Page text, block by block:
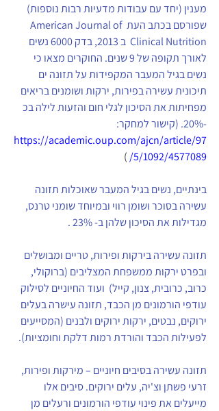
מענין (יחד עם עבודות מדעיות רבות נוספות)
שפורסם בכתב העת American Journal of
Clinical Nutrition  ב 2013, בדק 6000 נשים
לאורך תקופה של 9 שנים. החוקרים מצאו כי
נשים בגיל המעבר המקפידות על תזונה ים
תיכונית עשירה בפירות, ירקות ושומנים בריאים
מפחיתות את הסיכון לגלי חום והזעות לילה בכ
-20%. (קישור למחקר:
https://academic.oup.com/ajcn/article/97
/5/1092/4577089
)
בינתיים, נשים בגיל המעבר שאוכלות תזונה
עשירה בסוכר ושומן רווי ובמיוחד שומני טרנס,
מגדילות את הסיכון שלהן ב- 23% .
תזונה עשירה בירקות ופירות, טריים ומבושלים
ובפרט ירקות ממשפחת המצליבים (ברוקולי,
כרוב, כרובית, צנון, קייל)  ועוד החיוניים לסילוק
עודפי הורמונים מן הכבד, תזונה עישרה בעלים
ירוקים, נבטים, ירקות ירוקים ולבנים (המסייעים
לפעילות הכבד והורדת רמות דלקת וחומציות).
תזונה עשירה בסיבים חיוניים – מירקות ופירות,
זרעי פשתן וצ'יה, עלים ירוקים. סיבים אלו
מייעלים את פינוי עודפי הורמונים ורעלים מן